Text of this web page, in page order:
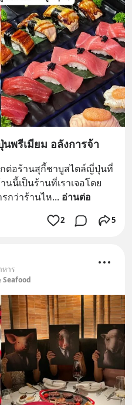
พรีเมียม อลังการจ้า
ต่อร้านสุกี้ชาบูสไตล์ญี่ปุ่นที่
นี้เป็นร้านที่เราเจอโดย
กว่าร้านไห... อ่านต่อ
2 5
หาร
Seafood